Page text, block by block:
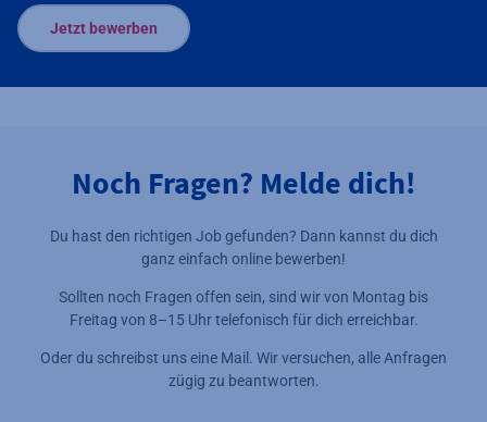
Jetzt bewerben
Noch Fragen? Melde dich!
Du hast den richtigen Job gefunden? Dann kannst du dich
ganz einfach online bewerben!
Sollten noch Fragen offen sein, sind wir von Montag bis
Freitag von 8–15 Uhr telefonisch für dich erreichbar.
Oder du schreibst uns eine Mail. Wir versuchen, alle Anfragen
zügig zu beantworten.